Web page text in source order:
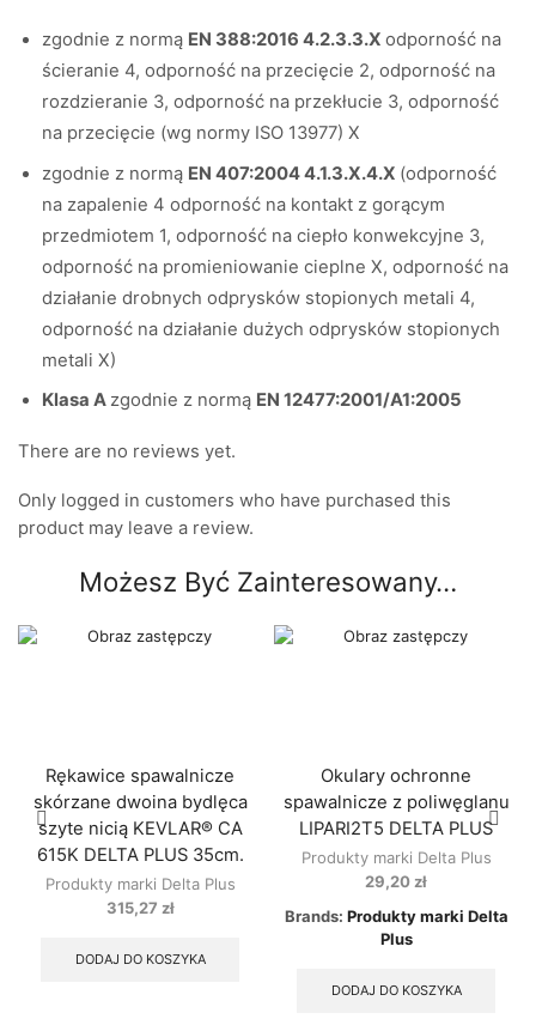
zgodnie z normą EN 388:2016 4.2.3.3.X odporność na
ścieranie 4, odporność na przecięcie 2, odporność na
rozdzieranie 3, odporność na przekłucie 3, odporność
na przecięcie (wg normy ISO 13977) X
zgodnie z normą EN 407:2004 4.1.3.X.4.X (odporność
na zapalenie 4 odporność na kontakt z gorącym
przedmiotem 1, odporność na ciepło konwekcyjne 3,
odporność na promieniowanie cieplne X, odporność na
działanie drobnych odprysków stopionych metali 4,
odporność na działanie dużych odprysków stopionych
metali X)
Klasa A zgodnie z normą EN 12477:2001/A1:2005
There are no reviews yet.
Only logged in customers who have purchased this
product may leave a review.
Możesz Być Zainteresowany…
Rękawice spawalnicze
skórzane dwoina bydlęca
szyte nicią KEVLAR® CA
615K DELTA PLUS 35cm.
Produkty marki Delta Plus
315,27 zł
DODAJ DO KOSZYKA
Okulary ochronne
spawalnicze z poliwęglanu
LIPARI2T5 DELTA PLUS
Produkty marki Delta Plus
29,20 zł
Brands: Produkty marki Delta
Plus
DODAJ DO KOSZYKA